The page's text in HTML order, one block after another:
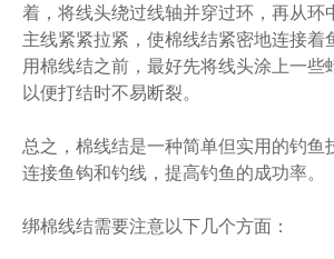
着，将线头绕过线轴并穿过环，再从环
主线紧紧拉紧，使棉线结紧密地连接着
用棉线结之前，最好先将线头涂上一些
以便打结时不易断裂。
总之，棉线结是一种简单但实用的钓鱼
连接鱼钩和钓线，提高钓鱼的成功率。
绑棉线结需要注意以下几个方面：